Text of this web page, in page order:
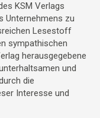
KSM Verlags
Unternehmens zu
Lesestoff
sympathischen
herausgegebene
und
die
Interesse und